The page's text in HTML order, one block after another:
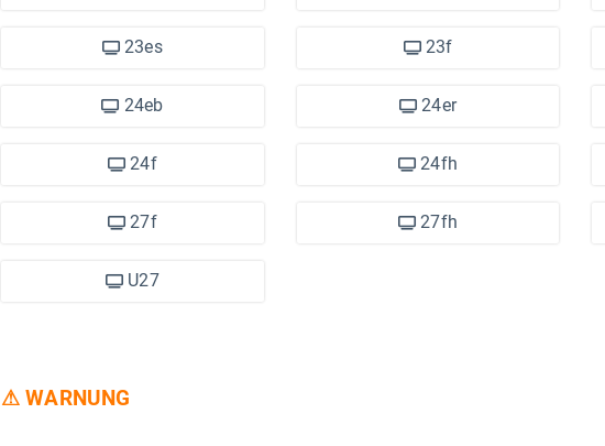
23es 23f
24eb 24er
24f 24fh
27f 27fh
U27
⚠ WARNUNG